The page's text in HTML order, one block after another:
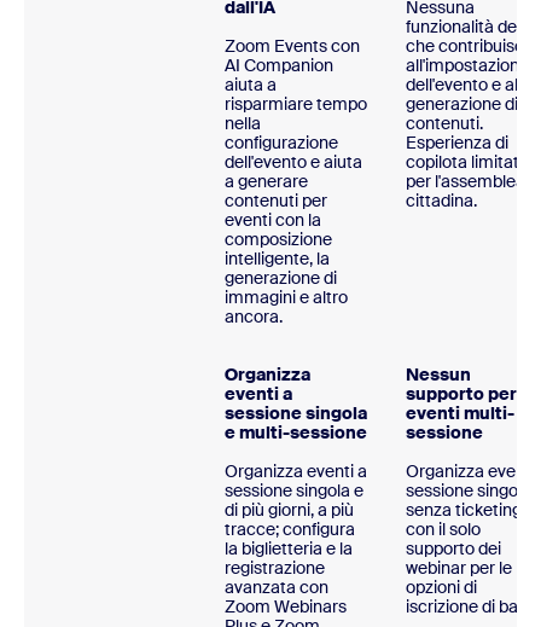
dall'IA
Zoom Events con
AI Companion
aiuta a
risparmiare tempo
nella
configurazione
dell'evento e aiuta
a generare
contenuti per
eventi con la
composizione
intelligente, la
generazione di
immagini e altro
ancora.
Nessuna
funzionalità dell'IA
che contribuisce
all'impostazione
dell'evento e alla
generazione di
contenuti.
Esperienza di
copilota limitata
per l'assemblea
cittadina.
Organizza
eventi a
sessione singola
e multi-sessione
Organizza eventi a
sessione singola e
di più giorni, a più
tracce; configura
la biglietteria e la
registrazione
avanzata con
Zoom Webinars
Nessun
supporto per gli
eventi multi-
sessione
Organizza eventi
sessione singola
senza ticketing e
con il solo
supporto dei
webinar per le
opzioni di
iscrizione di base.